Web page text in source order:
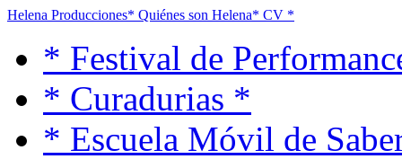
Helena Producciones* Quiénes son Helena* CV *
* Festival de
* Curadurias *
* Escuela Móvil de